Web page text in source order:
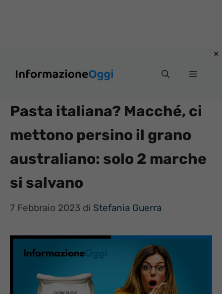
Menu
Pasta italiana? Macché, ci
mettono persino il grano
australiano: solo 2 marche
si salvano
7 Febbraio 2023 di Stefania Guerra